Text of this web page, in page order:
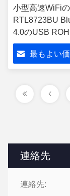
連絡先
連絡先:
小型高速WiFi
RTL8723BU
4.0のUSB
承認
最もよい